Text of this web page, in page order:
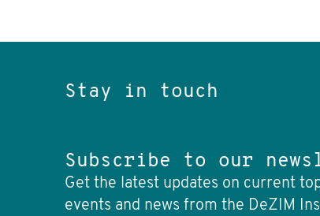
Stay in touch
Subscribe to our
Get the latest updates on current
events and news from the DeZIM